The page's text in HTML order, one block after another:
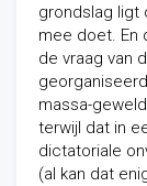
grondslag ligt
mee doet. En
de vraag van
massa-
terwijl dat in
dictatoriale
(al kan dat